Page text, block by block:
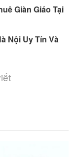
Giàn Giáo Tại
Nội Uy Tín Và